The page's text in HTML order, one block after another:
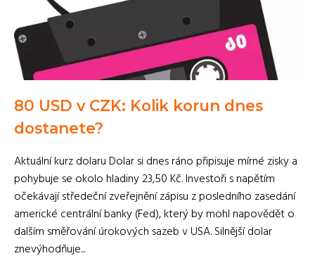
80 USD v CZK: Kolik korun dnes
dostanete?
Aktuální kurz dolaru Dolar si dnes ráno připisuje mírné zisky a
pohybuje se okolo hladiny 23,50 Kč. Investoři s napětím
očekávají středeční zveřejnění zápisu z posledního zasedání
americké centrální banky (Fed), který by mohl napovědět o
dalším směřování úrokových sazeb v USA. Silnější dolar
znevýhodňuje...